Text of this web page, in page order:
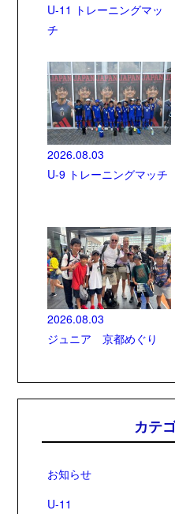
U-11 トレーニングマッ
チ
2026.08.03
U-9 トレーニングマッチ
2026.08.03
ジュニア 京都めぐり
カテ
お知らせ
U-11